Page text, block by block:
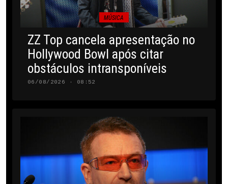
MÚSICA
ZZ Top cancela apresentação no
Hollywood Bowl após citar
obstáculos intransponíveis
06/08/2026 · 08:52